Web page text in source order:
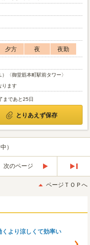
夕方 夜
夜勤
〈御堂筋本町駅前タワー〉
ります
まであと25日
とりあえず保存
）
次のページ
後
ページＴＯＰへ
より涼しくて効率い